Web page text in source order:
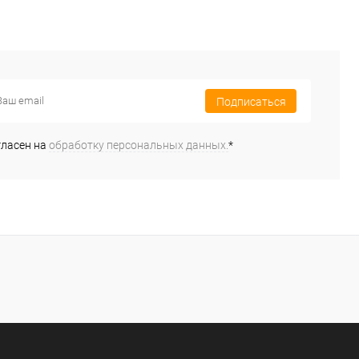
Подписаться
на обработку персональных данных. *